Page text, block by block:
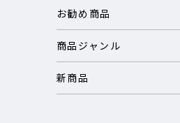
お勧め商品
商品ジャンル
新商品